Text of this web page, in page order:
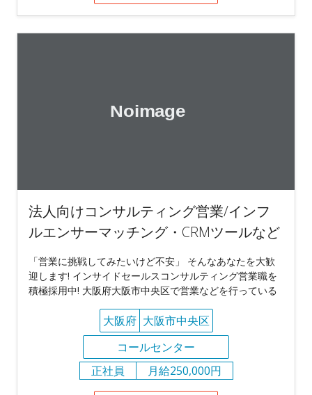
法人向けコンサルティング営業/インフ
ルエンサーマッチング・CRMツールなど
「営業に挑戦してみたいけど不安」 そんなあなたを大歓
迎します! インサイドセールスコンサルティング営業職を
積極採用中! 大阪府大阪市中央区で営業などを行っている
大阪府 大阪市中央区
コールセンター
正社員
月給250,000円